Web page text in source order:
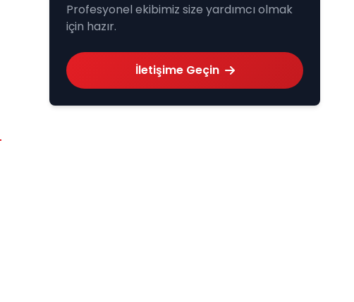
Profesyonel ekibimiz size yardımcı olmak
için hazır.
İletişime Geçin